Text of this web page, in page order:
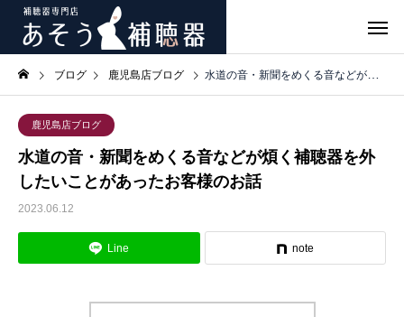
ブログ 鹿児島店ブログ 水道の音・新聞をめくる音などが煩く補聴器を外したいことがあったお客様のお話
鹿児島店ブログ
水道の音・新聞をめくる音などが煩く補聴器を外
したいことがあったお客様のお話
2023.06.12
Line note